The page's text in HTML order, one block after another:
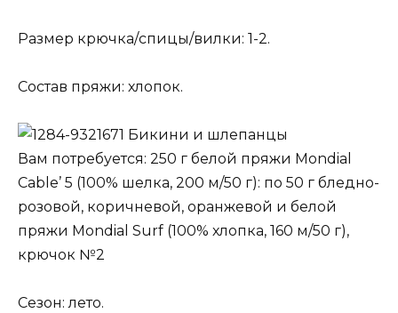
Размер крючка/спицы/вилки: 1-2.
Состав пряжи: хлопок.
Бикини и шлепанцы
Вам потребуется: 250 г белой пряжи Mondial
Cable’ 5 (100% шелка, 200 м/50 г): по 50 г бледно-
розовой, коричневой, оранжевой и белой
пряжи Mondial Surf (100% хлопка, 160 м/50 г),
крючок №2
Сезон: лето.